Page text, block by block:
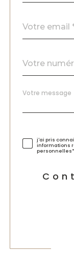
*
*
Fieldset
Message
*
j'ai pris
informations
personnelles*